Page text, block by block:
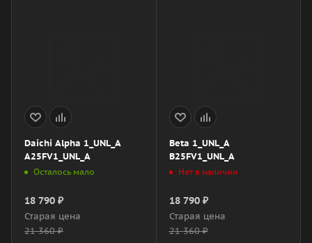
Daichi Alpha 1_UNL_A
A25FV1_UNL_A
Осталось мало
18 790 ₽
Старая цена
21 360₽
Beta 1_UNL_A
B25FV1_UNL_A
Нет в наличии
18 790₽
Старая цена
21 360₽